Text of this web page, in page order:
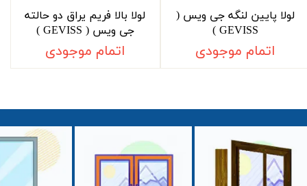
لولا پایین لنگه جی ویس (
GEVISS )
اتمام موجودی
لولا بالا فریم یراق دو حالته
جی ویس ( GEVISS )
اتمام موجودی